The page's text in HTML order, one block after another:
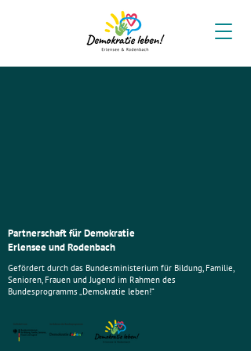
Partnerschaft für Demokratie
Erlensee und Rodenbach
Gefördert durch das Bundesministerium für Bildung, Familie,
Senioren, Frauen und Jugend im Rahmen des
Bundesprogramms „Demokratie leben!“